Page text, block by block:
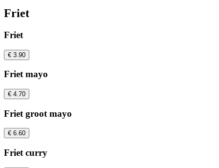
Friet
Friet
€ 3.90
Friet mayo
€ 4.70
Friet groot mayo
€ 6.60
Friet curry